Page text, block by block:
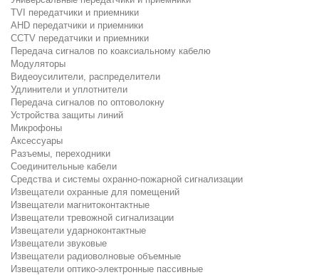
TVI передатчики и приемники
AHD передатчики и приемники
CCTV передатчики и приемники
Передача сигналов по коаксиальному кабелю
Модуляторы
Видеоусилители, распределители
Удлинители и уплотнители
Передача сигналов по оптоволокну
Устройства защиты линий
Микрофоны
Аксессуары
Разъемы, переходники
Соединительные кабели
Средства и системы охранно-пожарной сигнализации
Извещатели охранные для помещений
Извещатели магнитоконтактные
Извещатели тревожной сигнализации
Извещатели ударноконтактные
Извещатели звуковые
Извещатели радиоволновые объемные
Извещатели оптико-электронные пассивные